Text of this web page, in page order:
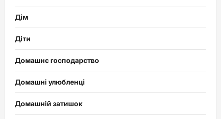
Дім
Діти
Домашнє господарство
Домашні улюбленці
Домашній затишок